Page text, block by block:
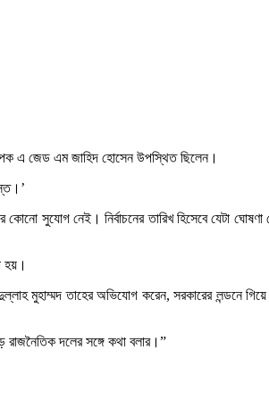
এ জেড এম জাহিদ হোসেন উপস্থিত ছিলেন।
কোনো সুযোগ নেই। নির্বাচনের তারিখ হিসেবে যেটা
হয়।
মুহাম্মদ তাহের অভিযোগ করেন, সরকারের লন্ডনে
রাজনৈতিক দলের সঙ্গে কথা বলার।”